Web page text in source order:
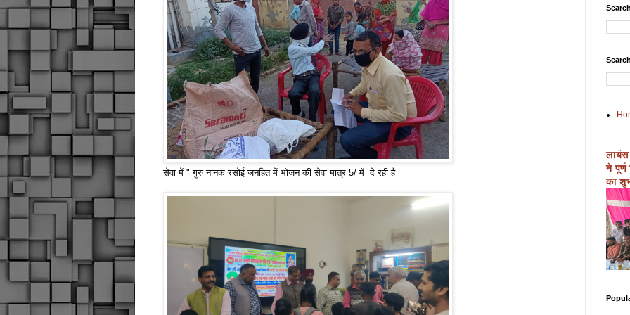
सेवा में " गुरु नानक रसोई जनहित में भोजन की सेवा मात्र 5/ में दे रही है
लायंस
ने
का